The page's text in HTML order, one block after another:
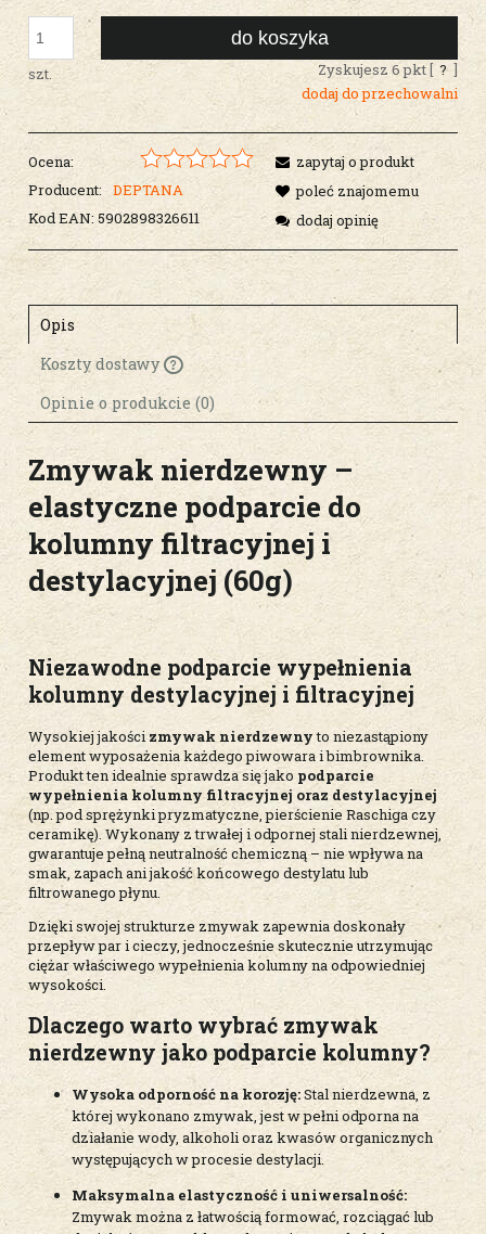
szt.
do koszyka
Zyskujesz 6pkt [ ? ]
dodaj do przechowalni
Ocena:
Producent:
DEPTANA
Kod EAN: 5902898326611
zapytaj o produkt
poleć znajomemu
dodaj opinię
Opis
Koszty dostawy
Cena nie zawiera ewentualnych kosztów
płatności
Opinie o produkcie (0)
Zmywak nierdzewny –
elastyczne podparcie do
kolumny filtracyjnej i
destylacyjnej (60g)
Niezawodne podparcie wypełnienia
kolumny destylacyjnej i filtracyjnej
Wysokiej jakościzmywak nierdzewnyto niezastąpiony
element wyposażenia każdego piwowara i bimbrownika.
Produkt ten idealnie sprawdza się jako podparcie
wypełnienia kolumny filtracyjnej oraz destylacyjnej
(np. pod sprężynki pryzmatyczne, pierścienie Raschiga czy
ceramikę). Wykonany z trwałej i odpornej stali nierdzewnej,
gwarantuje pełną neutralność chemiczną – nie wpływa na
smak, zapach ani jakość końcowego destylatu lub
filtrowanego płynu.
Dzięki swojej strukturze zmywak zapewnia doskonały
przepływ par i cieczy, jednocześnie skutecznie utrzymując
ciężar właściwego wypełnienia kolumny na odpowiedniej
wysokości.
Dlaczego warto wybrać zmywak
nierdzewny jako podparcie kolumny?
Wysoka odporność na korozję:Stal nierdzewna, z
której wykonano zmywak, jest w pełni odporna na
działanie wody, alkoholi oraz kwasów organicznych
występujących w procesie destylacji.
Maksymalna elastyczność i uniwersalność:
Zmywak można z łatwością formować, rozciągać lub